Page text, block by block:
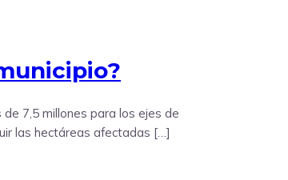
7,5 millones para los ejes de
las hectáreas afectadas […]